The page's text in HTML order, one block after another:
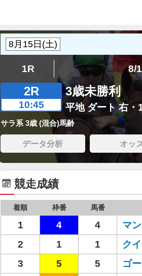
1R 8/
2R
10:45
3歳未勝利
平地 ダート 右
サラ系 3歳 (混合)馬齢
データ分析 オッ
競走成績
着順 枠番 馬番
1 4 4 マ
2
1 1 ク
3
5 5 ゴ